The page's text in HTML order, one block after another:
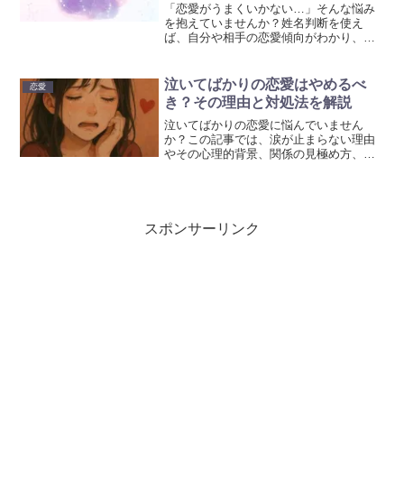
「恋愛がうまくいかない…」そんな悩み
を抱えていませんか？姓名判断を使え
ば、自分や相手の恋愛傾向がわかり、効
イプ別の攻略法まで詳しく解説していま
す。ぜひ参考にして頂ければ幸いです。
恋愛
泣いてばかりの恋愛はやめるべ
き？その理由と対処法を解説
泣いてばかりの恋愛に悩んでいません
か？この記事では、涙が止まらない理由
やその心理的背景、関係の見極め方、つ
スポンサーリンク